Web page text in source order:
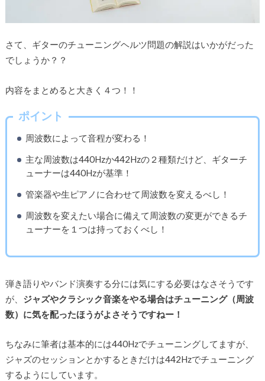
さて、ギターのチューニングヘルツ問題の解説はいかがだった
でしょうか？？
内容をまとめると大きく４つ！！
ポイント
周波数によって音程が変わる！
主な周波数は440Hzか442Hzの２種類だけど、ギターチ
ューナーは440Hzが基準！
管楽器や生ピアノに合わせて周波数を変えるべし！
周波数を変えたい場合に備えて周波数の変更ができるチ
ューナーを１つは持っておくべし！
弾き語りやバンド演奏する分には気にする必要はなさそうです
が、 ジャズやクラシック音楽をやる場合はチューニング（周波
数）に気を配ったほうがよさそうですねー！
ちなみに筆者は基本的には440Hzでチューニングしてますが、
ジャズのセッションとかするときだけは442Hzでチューニング
するようにしています。